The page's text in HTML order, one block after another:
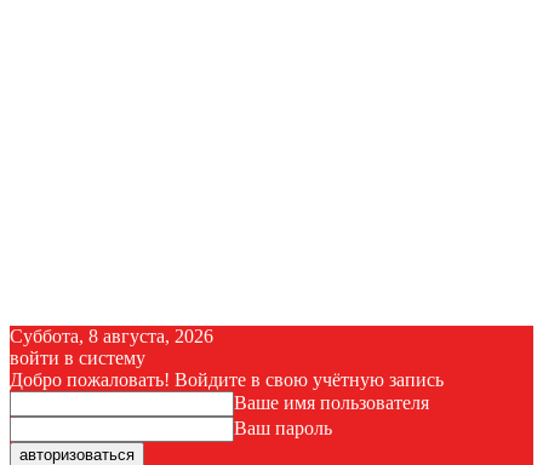
Суббота, 8 августа, 2026
войти в систему
Добро пожаловать! Войдите в свою учётную запись
Ваше имя пользователя
Ваш пароль